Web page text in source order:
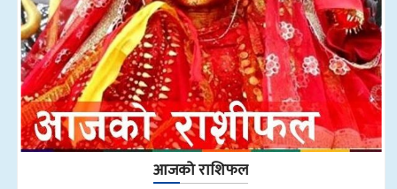
आजको राशिफल